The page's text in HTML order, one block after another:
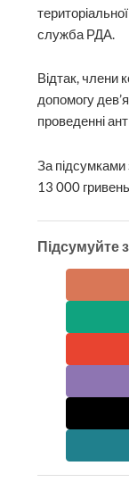
служба РДА.
Відтак, члени
допомогу
проведенні
За підсумками
13 000
Підсумуйте